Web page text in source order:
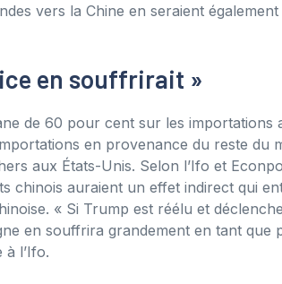
vers la Chine en seraient
en souffrirait »
de 60 pour cent sur les importations
en provenance du reste du
aux États-Unis. Selon l’Ifo et
chinois auraient un effet indirect qui
« Si Trump est réélu et
en souffrira grandement en tant que
l’Ifo.